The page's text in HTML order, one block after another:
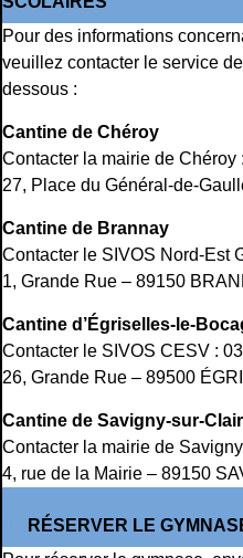
Pour des informations
veuillez contacter le service
dessous :
Cantine de Chéroy
Contacter la mairie de Chéroy
27, Place du Général-de-
Cantine de Brannay
Contacter le SIVOS Nord-Est
1, Grande Rue – 89150
Cantine d’Égriselles-le-
Contacter le SIVOS CESV :
26, Grande Rue – 89500
Cantine de Savigny-sur-
Contacter la mairie de
4, rue de la Mairie – 89150
RÉSERVER LE